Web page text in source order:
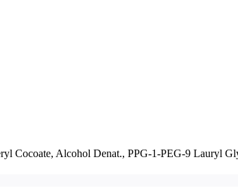
Cocoate, Alcohol Denat., PPG-1-PEG-9 Lauryl